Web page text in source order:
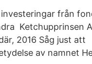
från
Ketchupprinsen
2016 Såg just att
av namnet